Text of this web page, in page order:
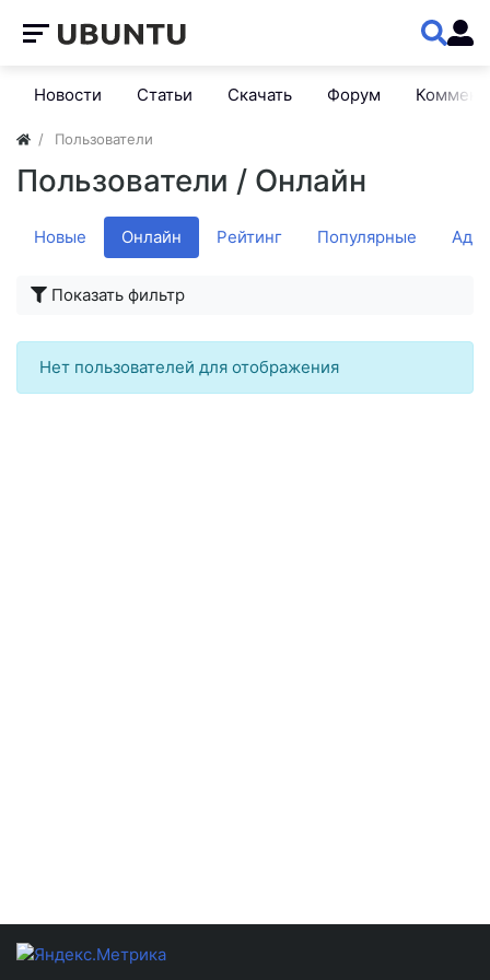
Новости Статьи Скачать Форум
Пользователи
Пользователи / Онлайн
Новые Онлайн Рейтинг Популярные
Показать фильтр
Нет пользователей для отображения